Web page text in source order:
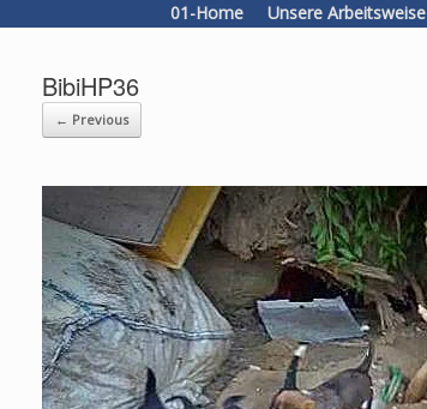
01-Home Unsere Arbeitsweise
BibiHP36
← Previous